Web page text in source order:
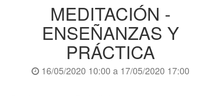
MEDITACIÓN -
ENSEÑANZAS Y
PRÁCTICA
16/05/2020 10:00 a 17/05/2020 17:00